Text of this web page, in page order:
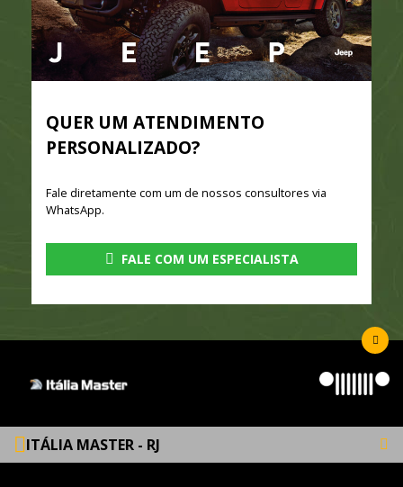
QUER UM ATENDIMENTO
PERSONALIZADO?
Fale diretamente com um de nossos consultores via
WhatsApp.
FALE COM UM ESPECIALISTA
ITÁLIA MASTER - RJ